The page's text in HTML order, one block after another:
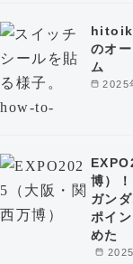
2025
hitoiki
のオ
ム
博）
ガン
ポイ
めた